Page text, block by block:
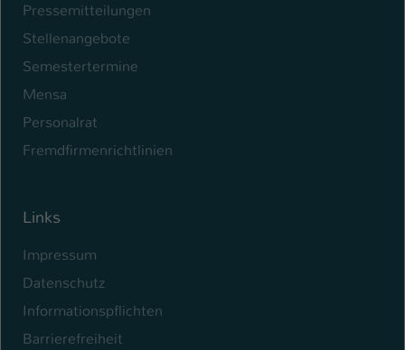
Pressemitteilungen
Stellenangebote
Semestertermine
Mensa
Personalrat
Fremdfirmenrichtlinien
Links
Impressum
Datenschutz
Informationspflichten
Barrierefreiheit